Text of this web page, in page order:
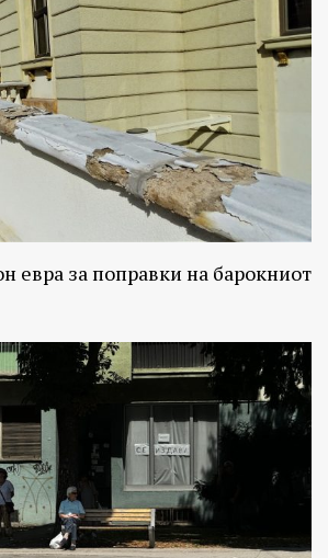
евра за поправки на барокниот